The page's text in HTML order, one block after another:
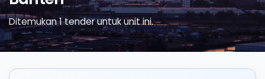
Ditemukan 1 tender untuk unit ini.